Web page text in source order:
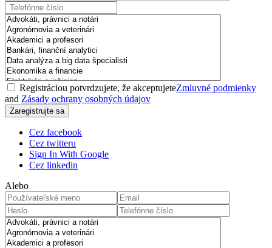
Registráciou potvrdzujete, že akceptujeteZmluvné podmienky
and Zásady ochrany osobných údajov
Cez facebook
Cez twitteru
Sign In With Google
Cez linkedin
Alebo